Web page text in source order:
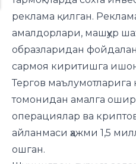
реклама қилган.
амалдорлари, машҳур
образларидан
сармоя киритишга
Тергов маълумотларига
томонидан амалга
операциялар ва
айланмаси ҳажми 1,5
ошган.